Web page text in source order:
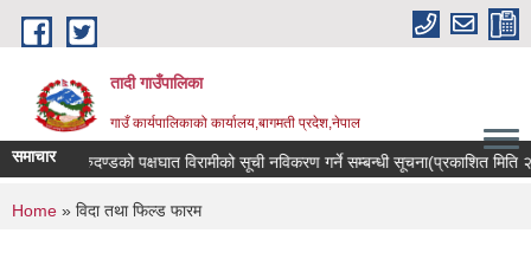
Skip to main content
तादी गाउँपालिका
गाउँ कार्यपालिकाको कार्यालय,बागमती प्रदेश,नेपाल
समाचार
रोगी र मेरुदण्डको पक्षघात विरामीको सूची नविकरण गर्ने सम्बन्धी सूचना(प्रकाशित मिति
You are here
Home » विदा तथा फिल्ड फारम